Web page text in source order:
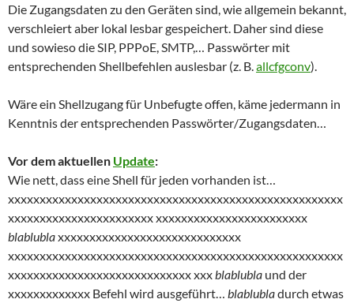
Die Zugangsdaten zu den Geräten sind, wie allgemein bekannt,
verschleiertaber lokal lesbar gespeichert. Daher sind diese
und sowieso die SIP, PPPoE, SMTP,… Passwörter mit
entsprechenden Shellbefehlen auslesbar (z. B.allcfgconv).
Wäre ein Shellzugang für Unbefugte offen, käme jedermann in
Kenntnisder entsprechenden Passwörter/Zugangsdaten…
Vor dem aktuellen Update:
Wie nett, dass eine Shell für jeden vorhanden ist…
xxxxxxxxxxxxxxxxxxxxxxxxxxxxxxxxxxxxxxxxxxxxxxxxxxxxx
xxxxxxxxxxxxxxxxxxxxxxxxxxxxxxxxxxxxxxxxxxxxxxx
blablublaxxxxxxxxxxxxxxxxxxxxxxxxxxxxx
xxxxxxxxxxxxxxxxxxxxxxxxxxxxxxxxxxxxxxxxxxxxxxxxxxxxx
xxxxxxxxxxxxxxxxxxxxxxxxxxxxxxxxblablubla und der
xxxxxxxxxxxxx Befehl wird ausgeführt… blablubladurch etwas